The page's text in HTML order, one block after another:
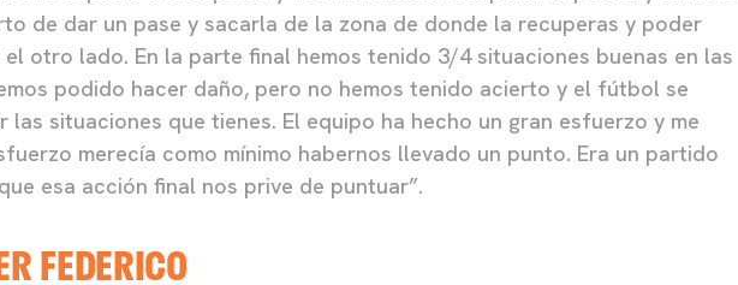
de dar un pase y sacarla de la zona de donde la recuperas y poder
otro lado. En la parte final hemos tenido 3/4 situaciones buenas en las
podido hacer daño, pero no hemos tenido acierto y el fútbol se
las situaciones que tienes. El equipo ha hecho un gran esfuerzo y me
merecía como mínimo habernos llevado un punto. Era un partido
esa acción final nos prive de puntuar”.
FEDERICO